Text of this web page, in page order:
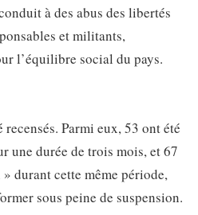
à des abus des libertés
et militants,
l’équilibre social du pays.
Parmi eux, 53 ont été
une durée de trois mois, et 67
durant cette même période,
sous peine de suspension.